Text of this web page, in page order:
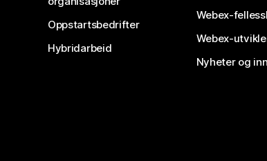
Oppstartsbedrifter
Hybridarbeid
Webex-
Webex-
Nyheter og